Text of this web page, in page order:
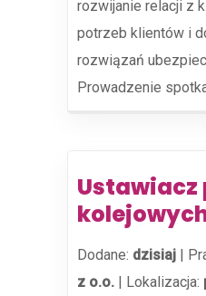
rozwijanie relacji z
potrzeb klientów i
rozwiązań
Prowadzenie
Ustawiacz
Dodane: dzisiaj |
z o.o. | Lokalizacja: